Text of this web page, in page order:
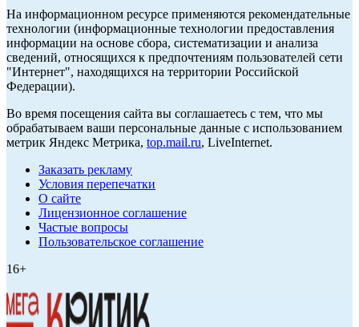
На информационном ресурсе применяются рекомендательные
технологии (информационные технологии предоставления
информации на основе сбора, систематизации и анализа
сведений, относящихся к предпочтениям пользователей сети
"Интернет", находящихся на территории Российской
Федерации).
Во время посещения сайта вы соглашаетесь с тем, что мы
обрабатываем ваши персональные данные с использованием
метрик Яндекс Метрика, top.mail.ru, LiveInternet.
Заказать рекламу
Условия перепечатки
О сайте
Лицензионное соглашение
Частые вопросы
Пользовательское соглашение
16+